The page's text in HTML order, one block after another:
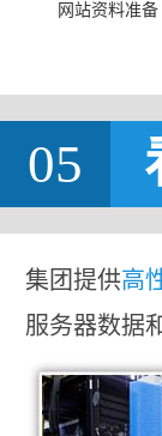
网站资料准备
05
集团提供高
服务器数据